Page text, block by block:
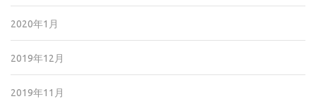
2020年1月
2019年12月
2019年11月